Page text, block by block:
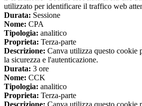
utilizzato per identificare il traffico web
Durata: Sessione
Nome: CPA
Tipologia: analitico
Proprieta: Terza-parte
Descrizione: Canva utilizza questo cookie
la sicurezza e l'autenticazione.
Durata: 3 ore
Nome: CCK
Tipologia: analitico
Proprieta: Terza-parte